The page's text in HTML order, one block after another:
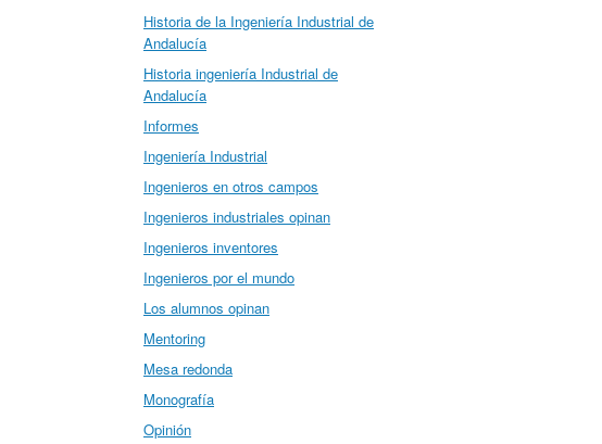
Historia de la Ingeniería Industrial de
Andalucía
Historia ingeniería Industrial de
Andalucía
Informes
Ingeniería Industrial
Ingenieros en otros campos
Ingenieros industriales opinan
Ingenieros inventores
Ingenieros por el mundo
Los alumnos opinan
Mentoring
Mesa redonda
Monografía
Opinión